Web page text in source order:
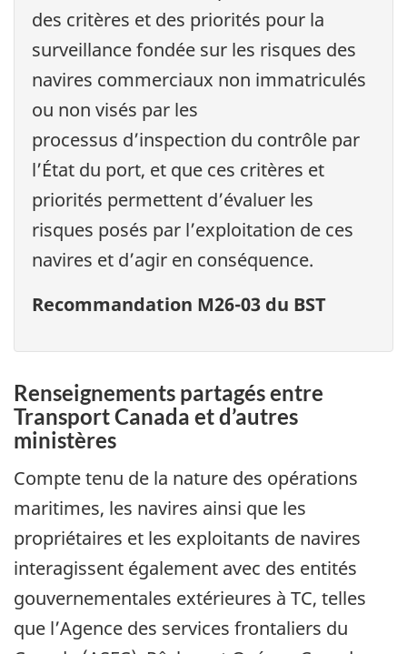
des critères et des priorités pour la
surveillance fondée sur les risques des
navires commerciaux non immatriculés
ou non visés par les
processus d’inspection du contrôle par
l’État du port, et que ces critères et
priorités permettent d’évaluer les
risques posés par l’exploitation de ces
navires et d’agir en conséquence.
Recommandation M26-03 du BST
Renseignements partagés entre
Transport Canada et d’autres
ministères
Compte tenu de la nature des opérations
maritimes, les navires ainsi que les
propriétaires et les exploitants de navires
interagissent également avec des entités
gouvernementales extérieures à TC, telles
que l’Agence des services frontaliers du